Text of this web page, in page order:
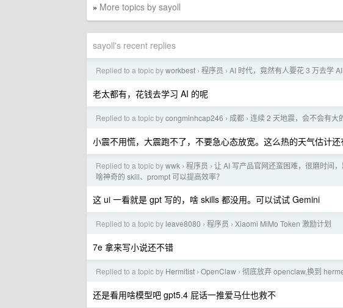
» More topics by sayoll
sayoll's recent replies
Replied to a topic byworkbest › 程序员 › AI 时代，竟然有人要花 3 万去学
老太都有，花钱去学习 AI 的呢
Replied to a topic bycongminhcap246 › 成都 › 连续 2 天地震，会不会有大
小震不用慌，大震跑不了，不要急心态放宽。这么热的天气估计
Replied to a topic bywwk › 程序员 › 让 AI 写产品官网还蛮困难，很磨时间
啥神奇的 skill、prompt 可以提高效率？
这 ui 一看就是 gpt 写的，啥 skills 都没用。可以试试 Gemini
Replied to a topic by leave8080 › 程序员 › Xiaomi MiMo Token 激励计划
7e 拿来写小说还不错
Replied to a topic by Hermitist › OpenClaw › 彻底放弃 openclaw,换到
还是看用啥模型吧 gpt5.4 屁话一推爱马仕也救不